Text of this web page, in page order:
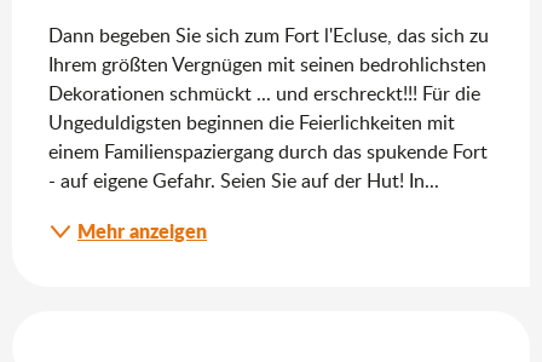
Dann begeben Sie sich zum Fort l'Ecluse, das sich zu
Ihrem größten Vergnügen mit seinen bedrohlichsten
Dekorationen schmückt ... und erschreckt!!! Für die
Ungeduldigsten beginnen die Feierlichkeiten mit
einem Familienspaziergang durch das spukende Fort
- auf eigene Gefahr. Seien Sie auf der Hut! In...
Mehr anzeigen